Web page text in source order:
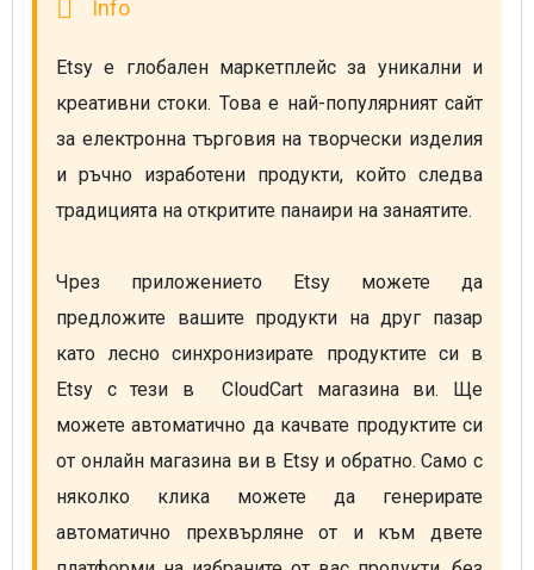
Etsy е глобален маркетплейс за уникални и
креативни стоки. Това е най-популярният сайт
за електронна търговия на творчески изделия
и ръчно изработени продукти, който следва
традицията на откритите панаири на занаятите.
Чрез приложението Etsy можете да
предложите вашите продукти на друг пазар
като лесно синхронизирате продуктите си в
Etsy с тези в  CloudCart магазина ви. Ще
можете автоматично да качвате продуктите си
от онлайн магазина ви в Etsy и обратно. Само с
няколко клика можете да генерирате
автоматично прехвърляне от и към двете